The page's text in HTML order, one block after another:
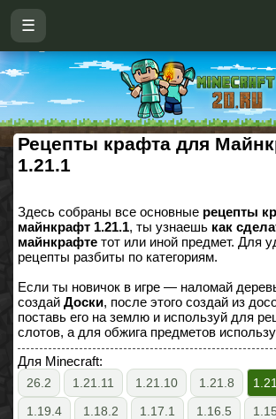
☰
Рецепты крафта для
1.21.1
Здесь собраны все основные рецепты
майнкрафт 1.21.1, ты узнаешь как
майнкрафте тот или иной предмет. Для
рецепты разбиты по категориям.
Если ты новичок в игре — наломай
создай Доски, после этого создай из
поставь его на землю и используй для
слотов, а для обжига предметов
Для Minecraft:
26.2 1.21.11 1.21.10 1.21.8
1.19.4
1.18.2 1.17.1 1.16.5